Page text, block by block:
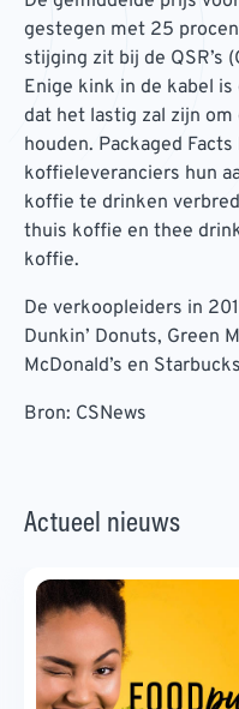
gestegen met 25
stijging zit bij de QSR’s
Enige kink in de kabel
dat het lastig zal zijn
houden. Packaged
koffieleveranciers hun
koffie te drinken
thuis koffie en thee
koffie.
De verkoopleiders in
Dunkin’ Donuts, Green
McDonald’s en
Bron: CSNews
Actueel nieuws